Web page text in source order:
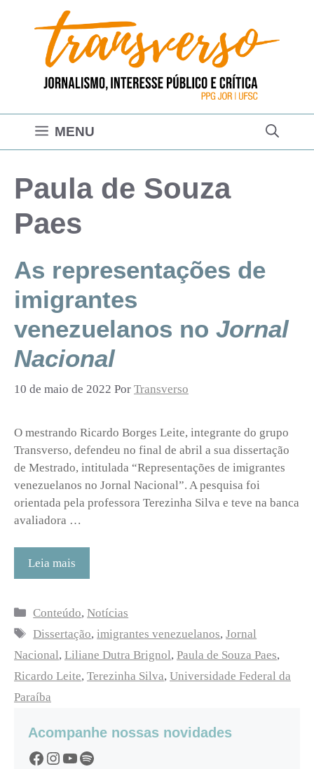
conteúdo
MENU
Paula de Souza
Paes
As representações de
imigrantes
venezuelanos no Jornal
Nacional
10 de maio de 2022 Por Transverso
O mestrando Ricardo Borges Leite, integrante do grupo
Transverso, defendeu no final de abril a sua dissertação
de Mestrado, intitulada “Representações de imigrantes
venezuelanos no Jornal Nacional”. A pesquisa foi
orientada pela professora Terezinha Silva e teve na banca
avaliadora …
Leia mais
Categorias
Conteúdo,Notícias
Tags
Dissertação, imigrantes venezuelanos,Jornal
Nacional, Liliane Dutra Brignol, Paula de Souza Paes,
Ricardo Leite, Terezinha Silva, Universidade Federal da
Paraíba
Acompanhe nossas novidades
Facebook
Instagram
YouTube
Spotify